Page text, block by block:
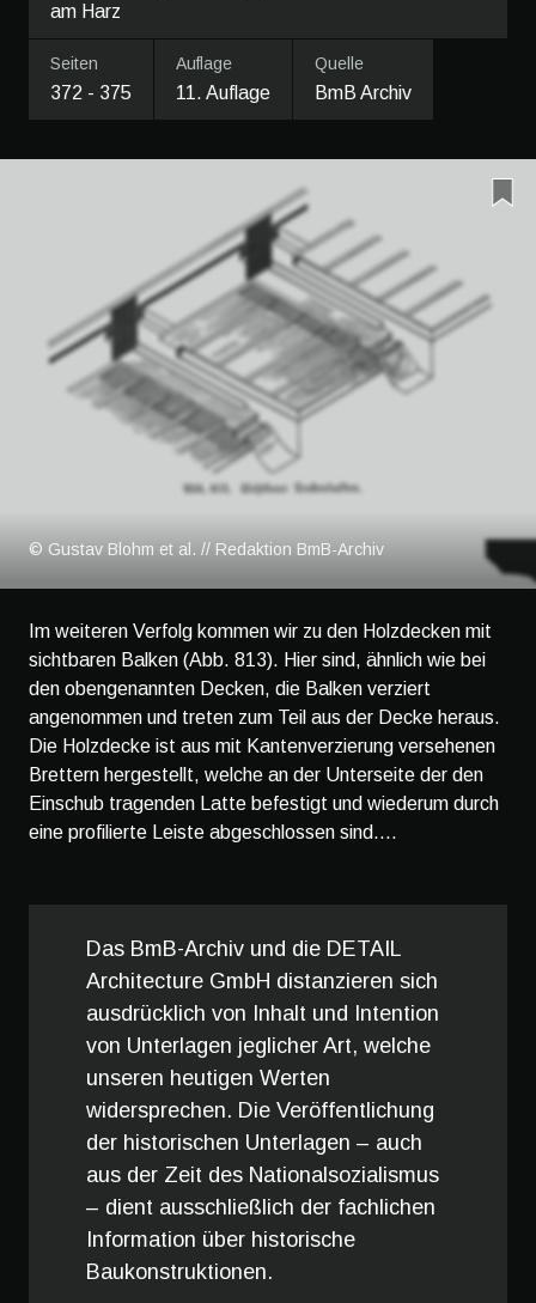
am Harz
Seiten
372 - 375
Auflage
11. Auflage
Quelle
BmB Archiv
© Gustav Blohm et al. // Redaktion BmB-Archiv
Im weiteren Verfolg kommen wir zu den Holzdecken mit
sichtbaren Balken (Abb. 813). Hier sind, ähnlich wie bei
den obengenannten Decken, die Balken verziert
angenommen und treten zum Teil aus der Decke heraus.
Die Holzdecke ist aus mit Kantenverzierung versehenen
Brettern hergestellt, welche an der Unterseite der den
Einschub tragenden Latte befestigt und wiederum durch
eine profilierte Leiste abgeschlossen sind....
Das BmB-Archiv und die DETAIL
Architecture GmbH distanzieren sich
ausdrücklich von Inhalt und Intention
von Unterlagen jeglicher Art, welche
unseren heutigen Werten
widersprechen. Die Veröffentlichung
der historischen Unterlagen – auch
aus der Zeit des Nationalsozialismus
– dient ausschließlich der fachlichen
Information über historische
Baukonstruktionen.